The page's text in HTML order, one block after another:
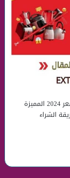
تعرف علي افضل تخفيضات قصر الاواني نصف السعر 2024 المميزة
الشراء